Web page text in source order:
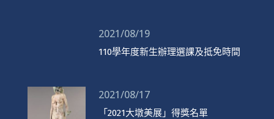
2021/08/19
110學年度新生辦理選課及抵免時間
2021/08/17
「2021大墩美展」得獎名單